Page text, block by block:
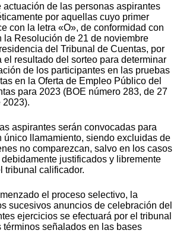
de las personas aspirantes
por aquellas cuyo primer
con la letra «O», de conformidad con
la Resolución de 21 de noviembre
del Tribunal de Cuentas, por
el resultado del sorteo para determinar
de los participantes en las pruebas
en la Oferta de Empleo Público del
para 2023 (BOE número 283, de 27
2023).
aspirantes serán convocadas para
único llamamiento, siendo excluidas de
no comparezcan, salvo en los casos
debidamente justificados y libremente
tribunal calificador.
el proceso selectivo, la
sucesivos anuncios de celebración del
ejercicios se efectuará por el tribunal
términos señalados en las bases